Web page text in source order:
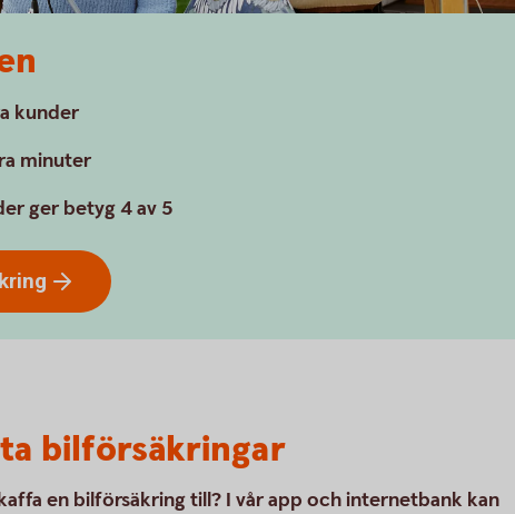
kunder
minuter
ger betyg 4 av 5
bilförsäkringar
en bilförsäkring till? I vår app och internetbank kan